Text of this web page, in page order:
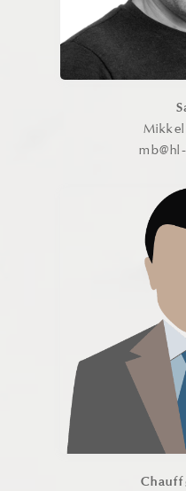
Mikkel
Allan
Allan er vores
venlige ansigt,
med vores
og effektiv
for, at